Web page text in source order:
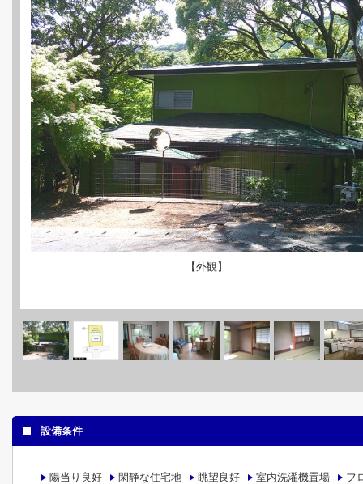
【外観】
設備条件
陽当り良好 閑静な住宅地 眺望良好 室内洗濯機置場
フ